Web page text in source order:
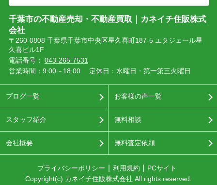
千葉市の不動産売却・不動産買取｜カネイチ住販株式
会社
〒260-0808 千葉県千葉市中央区星久喜町187-5 エタジェール星
久喜ビル1F
電話番号： 043-265-7531
営業時間：9:00～18:00
定休日：水曜日・第一第三火曜日
ブログ一覧
スタッフ紹介
会社概要
お客様の声一覧
無料相談
無料査定依頼
プライバシーポリシー 利用規約
PCサイト
Copyright(c) カネイチ住販株式会社 All rights reserved.